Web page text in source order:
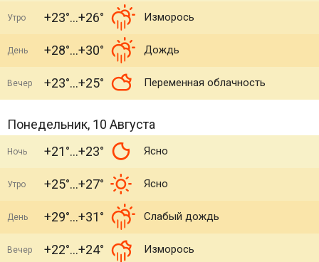
Утро +23° +26° Изморось
День +28° +30° Дождь
Вечер +23° +25° Переменная облачность
Понедельник, 10 Августа
Ночь +21° +23° Ясно
Утро +25° +27° Ясно
День +29° +31° Слабый дождь
Вечер +22° +24° Изморось